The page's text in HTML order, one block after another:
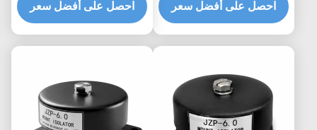
للمعدات القديمة
احصل على أفضل سعر
التخميد الأمثل للآلات الثقيلة
احصل على أفضل سعر